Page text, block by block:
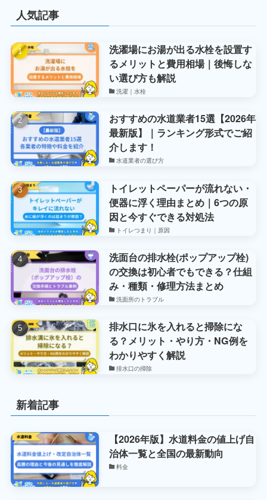
人気記事
洗濯場にお湯が出る水栓を設置す
るメリットと費用相場｜後悔しな
い選び方も解説
洗濯｜水栓
おすすめの水道業者15選【2026年
最新版】｜ランキング形式でご紹
介します！
水道業者の選び方
トイレットペーパーが流れない・
便器に浮く理由まとめ｜6つの原
因と今すぐできる対処法
トイレつまり｜原因
洗面台の排水栓(ポップアップ栓)
の交換は初心者でもできる？仕組
み・種類・修理方法まとめ
洗面所のトラブル
排水口に氷を入れると掃除にな
る？メリット・やり方・NG例を
わかりやすく解説
排水口の掃除
新着記事
【2026年版】水道料金の値上げ自
治体一覧と全国の最新動向
料金